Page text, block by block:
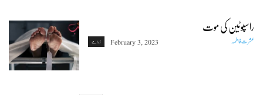
راسپوٹین کی موت
ڈرامے عشرت فاطمہ February 3, 2023